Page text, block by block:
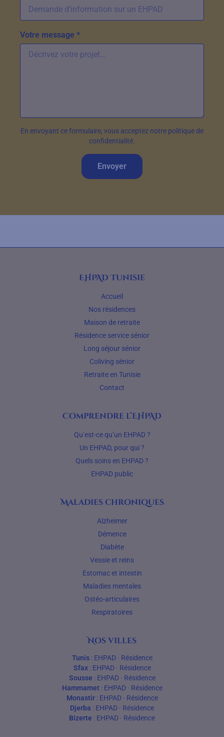
Votre message *
En envoyant ce formulaire, vous acceptez notre politique de
confidentialité.
Envoyer
EHPAD Tunisie
Accueil
Nos résidences
Maison de retraite
Résidence service sénior
Long séjour sénior
Coliving sénior
Retraite en Tunisie
Contact
Comprendre l’EHPAD
Qu’est-ce qu’un EHPAD ?
Un EHPAD, pour qui ?
Quels soins en EHPAD ?
EHPAD public
Maladies chroniques
Alzheimer
Démence
Diabète
Vessie et reins
Estomac et intestin
Maladies mentales
Ostéo-articulaires
Respiratoires
Nos villes
Tunis: EHPAD· Résidence
Sfax: EHPAD· Résidence
Sousse : EHPAD· Résidence
Hammamet: EHPAD· Résidence
Monastir: EHPAD· Résidence
Djerba : EHPAD · Résidence
Bizerte : EHPAD · Résidence